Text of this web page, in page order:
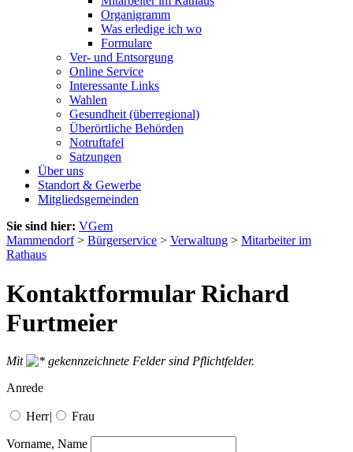
Organigramm
Was erledige ich wo
Formulare
Ver- und Entsorgung
Online Service
Interessante Links
Wahlen
Gesundheit (überregional)
Überörtliche Behörden
Notruftafel
Satzungen
Über uns
Standort & Gewerbe
Mitgliedsgemeinden
Sie sind hier: VGem
Mammendorf> Bürgerservice > Verwaltung > Mitarbeiter im
Rathaus
Kontaktformular Richard
Furtmeier
Mit
gekennzeichnete Felder sind Pflichtfelder.
Anrede
Herr| Frau
Vorname, Name